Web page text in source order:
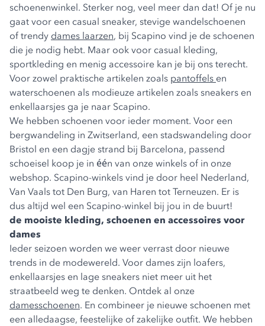
schoenenwinkel. Sterker nog, veel meer dan dat! Of je nu
gaat voor een casual sneaker, stevige wandelschoenen
of trendy dames laarzen, bij Scapino vind je de schoenen
die je nodig hebt. Maar ook voor casual kleding,
sportkleding en menig accessoire kan je bij ons terecht.
Voor zowel praktische artikelen zoals pantoffels en
waterschoenen als modieuze artikelen zoals sneakers en
enkellaarsjes ga je naar Scapino.
We hebben schoenen voor ieder moment. Voor een
bergwandeling in Zwitserland, een stadswandeling door
Bristol en een dagje strand bij Barcelona, passend
schoeisel koop je in één van onze winkels of in onze
webshop. Scapino-winkels vind je door heel Nederland,
Van Vaals tot Den Burg, van Haren tot Terneuzen. Er is
dus altijd wel een Scapino-winkel bij jou in de buurt!
de mooiste kleding, schoenen en accessoires voor
dames
Ieder seizoen worden we weer verrast door nieuwe
trends in de modewereld. Voor dames zijn loafers,
enkellaarsjes en lage sneakers niet meer uit het
straatbeeld weg te denken. Ontdek al onze
damesschoenen. En combineer je nieuwe schoenen met
een alledaagse, feestelijke of zakelijke outfit. We hebben